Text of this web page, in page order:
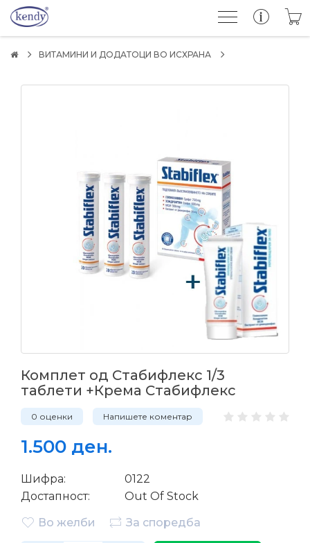
ВИТАМИНИ И ДОДАТОЦИ ВО ИСХРАНА
Комплет од Стабифлекс 1/3
таблети +Крема Стабифлекс
0 оценки Напишете коментар
1.500 ден.
Шифра:
0122
Достапност:
Out Of Stock
Во желби
За споредба